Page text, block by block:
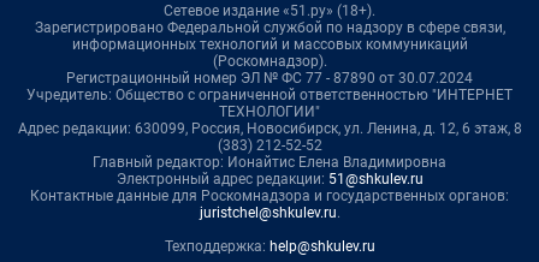
Сетевое издание «51.ру» (18+).
Зарегистрировано Федеральной службой по надзору в сфере связи,
информационных технологий и массовых коммуникаций
(Роскомнадзор).
Регистрационный номер ЭЛ № ФС 77 - 87890 от 30.07.2024
Учредитель: Общество с ограниченной ответственностью "ИНТЕРНЕТ
ТЕХНОЛОГИИ"
Адрес редакции: 630099, Россия, Новосибирск, ул. Ленина, д. 12, 6 этаж, 8
(383) 212-52-52
Главный редактор: Ионайтис Елена Владимировна
Электронный адрес редакции: 51@shkulev.ru
Контактные данные для Роскомнадзора и государственных органов:
juristchel@shkulev.ru.
Техподдержка: help@shkulev.ru